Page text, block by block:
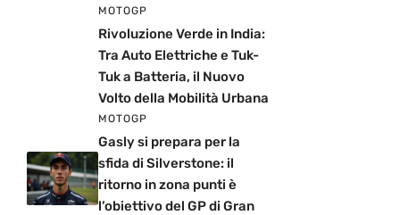
MOTOGP
Rivoluzione Verde in India:
Tra Auto Elettriche e Tuk-
Tuk a Batteria, il Nuovo
Volto della Mobilità Urbana
MOTOGP
Gasly si prepara per la
sfida di Silverstone: il
ritorno in zona punti è
l’obiettivo del GP di Gran